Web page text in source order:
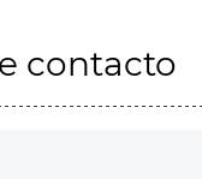
contacto